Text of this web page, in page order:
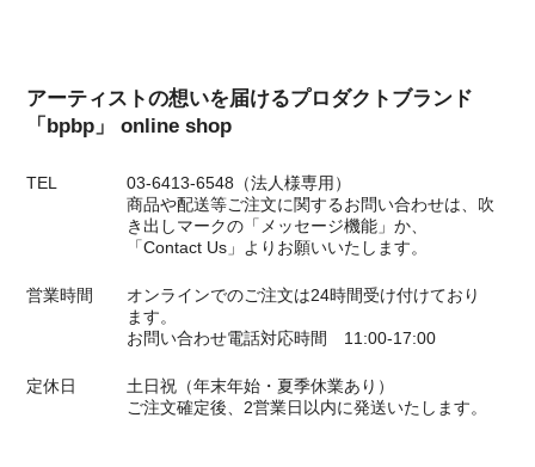
アーティストの想いを届けるプロダクトブランド
「bpbp」 online shop
TEL
03-6413-6548（法人様専用）
商品や配送等ご注文に関するお問い合わせは、吹
き出しマークの「メッセージ機能」か、
「Contact Us」よりお願いいたします。
営業時間
オンラインでのご注文は24時間受け付けており
ます。
お問い合わせ電話対応時間 11:00-17:00
定休日
土日祝（年末年始・夏季休業あり）
ご注文確定後、2営業日以内に発送いたします。